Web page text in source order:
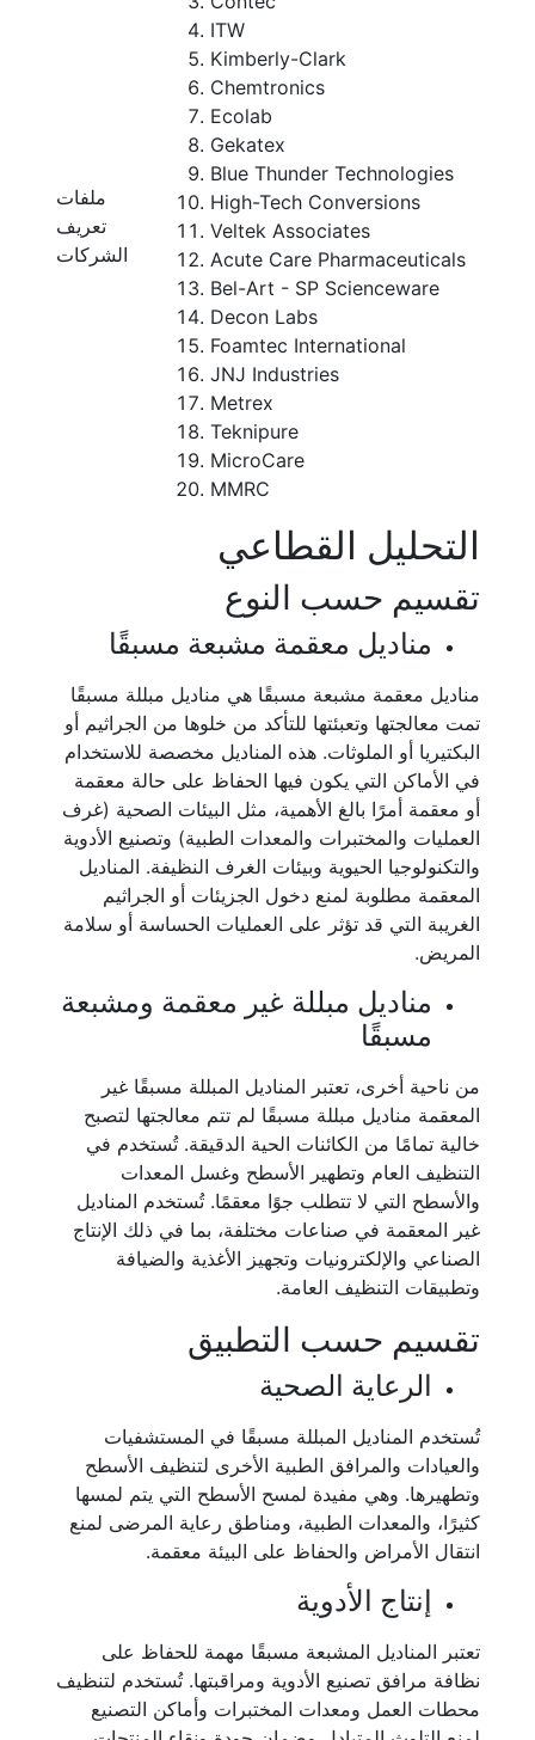
ملفات
تعريف
الشركات
ITW
Kimberly-Clark
Chemtronics
Ecolab
Gekatex
Blue Thunder Technologies
High-Tech Conversions
Veltek Associates
Acute Care Pharmaceuticals
Bel-Art - SP Scienceware
Decon Labs
Foamtec International
JNJ Industries
Metrex
Teknipure
MicroCare
MMRC
التحليل القطاعي
تقسيم حسب النوع
مناديل معقمة مشبعة مسبقًا
مناديل معقمة مشبعة مسبقًا هي مناديل مبللة مسبقًا
تمت معالجتها وتعبئتها للتأكد من خلوها من الجراثيم أو
البكتيريا أو الملوثات. هذه المناديل مخصصة للاستخدام
في الأماكن التي يكون فيها الحفاظ على حالة معقمة
أو معقمة أمرًا بالغ الأهمية، مثل البيئات الصحية (غرف
العمليات والمختبرات والمعدات الطبية) وتصنيع الأدوية
والتكنولوجيا الحيوية وبيئات الغرف النظيفة. المناديل
المعقمة مطلوبة لمنع دخول الجزيئات أو الجراثيم
الغريبة التي قد تؤثر على العمليات الحساسة أو سلامة
المريض.
مناديل مبللة غير معقمة ومشبعة
مسبقًا
من ناحية أخرى، تعتبر المناديل المبللة مسبقًا غير
المعقمة مناديل مبللة مسبقًا لم تتم معالجتها لتصبح
خالية تمامًا من الكائنات الحية الدقيقة. تُستخدم في
التنظيف العام وتطهير الأسطح وغسل المعدات
والأسطح التي لا تتطلب جوًا معقمًا. تُستخدم المناديل
غير المعقمة في صناعات مختلفة، بما في ذلك الإنتاج
الصناعي والإلكترونيات وتجهيز الأغذية والضيافة
وتطبيقات التنظيف العامة.
تقسيم حسب التطبيق
الرعاية الصحية
تُستخدم المناديل المبللة مسبقًا في المستشفيات
والعيادات والمرافق الطبية الأخرى لتنظيف الأسطح
وتطهيرها. وهي مفيدة لمسح الأسطح التي يتم لمسها
كثيرًا، والمعدات الطبية، ومناطق رعاية المرضى لمنع
انتقال الأمراض والحفاظ على البيئة معقمة.
إنتاج الأدوية
تعتبر المناديل المشبعة مسبقًا مهمة للحفاظ على
نظافة مرافق تصنيع الأدوية ومراقبتها. تُستخدم لتنظيف
محطات العمل ومعدات المختبرات وأماكن التصنيع